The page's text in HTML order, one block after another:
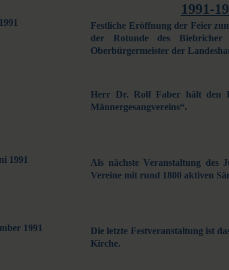
1991-
Festliche Eröffnung der Feier
der Rotunde des Biebricher
Oberbürgermeister der
Herr Dr. Rolf Faber hält den
Männergesangvereins“.
1991
Als nächste Veranstaltung des
Vereine mit rund 1800 aktiven
1991
Die letzte Festveranstaltung ist
Kirche.